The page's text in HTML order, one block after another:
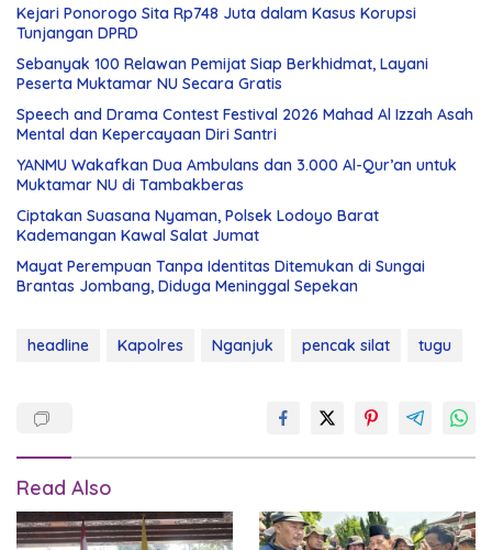
Kejari Ponorogo Sita Rp748 Juta dalam Kasus Korupsi
Tunjangan DPRD
Sebanyak 100 Relawan Pemijat Siap Berkhidmat, Layani
Peserta Muktamar NU Secara Gratis
Speech and Drama Contest Festival 2026 Mahad Al Izzah Asah
Mental dan Kepercayaan Diri Santri
YANMU Wakafkan Dua Ambulans dan 3.000 Al-Qur’an untuk
Muktamar NU di Tambakberas
Ciptakan Suasana Nyaman, Polsek Lodoyo Barat
Kademangan Kawal Salat Jumat
Mayat Perempuan Tanpa Identitas Ditemukan di Sungai
Brantas Jombang, Diduga Meninggal Sepekan
headline Kapolres Nganjuk pencak silat tugu
Read Also